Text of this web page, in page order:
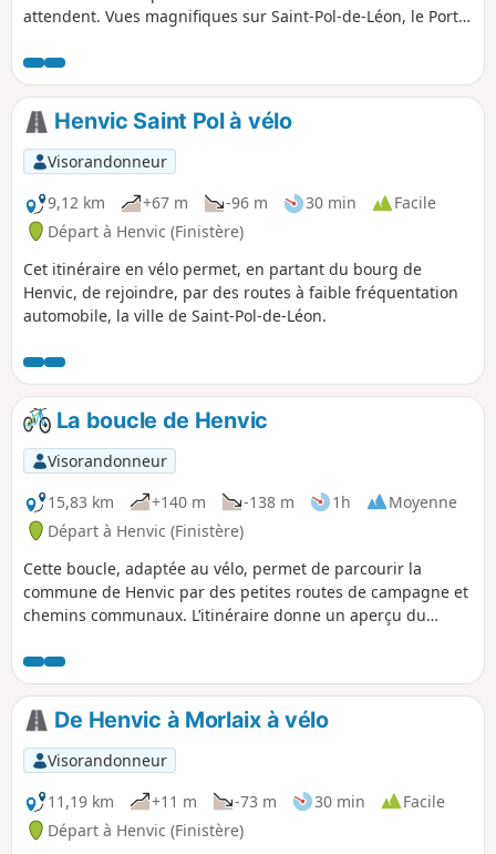
attendent. Vues magnifiques sur Saint-Pol-de-Léon, le Port
Henvic Saint Pol à vélo
Visorandonneur
9,12 km
+67 m -96 m 30 min
Facile
Départ à Henvic (Finistère)
Cet itinéraire en vélo permet, en partant du bourg de
Henvic, de rejoindre, par des routes à faible fréquentation
automobile, la ville de Saint-Pol-de-Léon.
La boucle de Henvic
Visorandonneur
15,83 km
+140 m -138 m 1h
Moyenne
Départ à Henvic (Finistère)
Cette boucle, adaptée au vélo, permet de parcourir la
commune de Henvic par des petites routes de campagne et
chemins communaux. L’itinéraire donne un aperçu du
d'une rivière maritime (aber) La Penzé.
De Henvic à Morlaix à vélo
Visorandonneur
11,19 km
+11 m -73 m 30 min
Facile
Départ à Henvic (Finistère)